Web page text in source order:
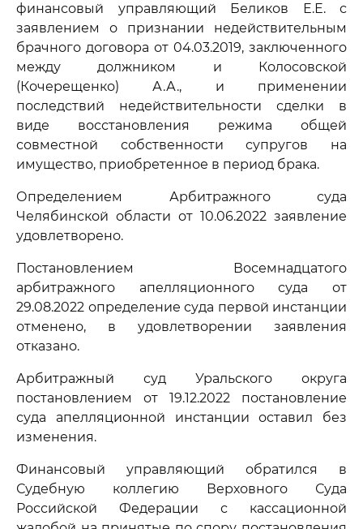
финансовый управляющий Беликов Е.Е. с
заявлением о признании недействительным
брачного договора от 04.03.2019, заключенного
между должником и Колосовской
(Кочерещенко) А.А., и применении
последствий недействительности сделки в
виде восстановления режима общей
совместной собственности супругов на
имущество, приобретенное в период брака.
Определением Арбитражного суда
Челябинской области от 10.06.2022 заявление
удовлетворено.
Постановлением Восемнадцатого
арбитражного апелляционного суда от
29.08.2022 определение суда первой инстанции
отменено, в удовлетворении заявления
отказано.
Арбитражный суд Уральского округа
постановлением от 19.12.2022 постановление
суда апелляционной инстанции оставил без
изменения.
Финансовый управляющий обратился в
Судебную коллегию Верховного Суда
Российской Федерации с кассационной